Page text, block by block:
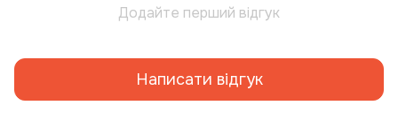
Додайте перший відгук
Написати відгук